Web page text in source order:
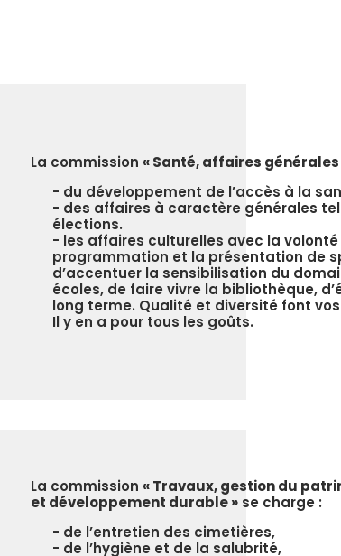
La commission « Santé, affaires
du développement de l’accès à la
des affaires à caractère générales
élections.
les affaires culturelles avec la
programmation et la présentation de
d’accentuer la sensibilisation du
écoles, de faire vivre la bibliothèque,
long terme. Qualité et diversité font
Il y en a pour tous les goûts.
La commission « Travaux, gestion du
et développement durable » se charge :
de l’entretien des cimetières,
de l’hygiène et de la salubrité,